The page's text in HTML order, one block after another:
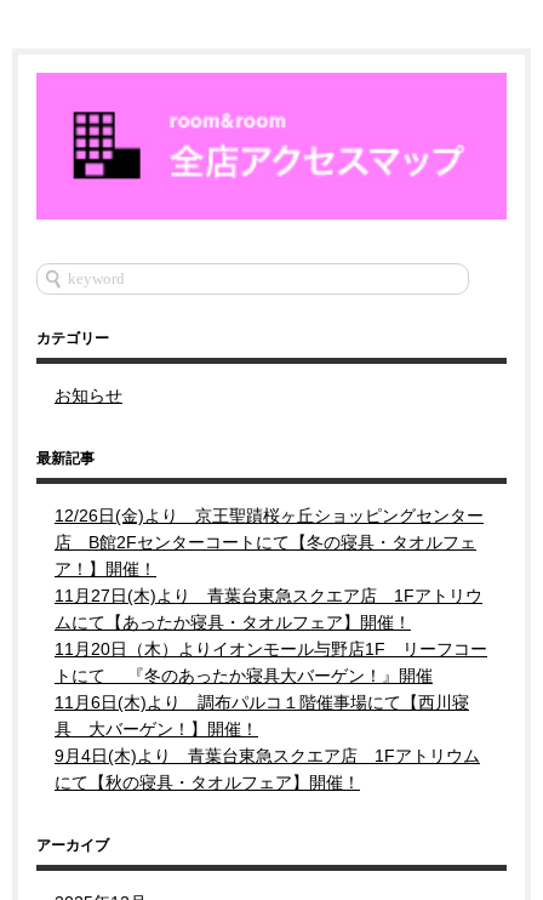
カテゴリー
お知らせ
最新記事
12/26日(金)より 京王聖蹟桜ヶ丘ショッピングセンター
店 B館2Fセンターコートにて【冬の寝具・タオルフェ
ア！】開催！
11月27日(木)より 青葉台東急スクエア店 1Fアトリウ
ムにて【あったか寝具・タオルフェア】開催！
11月20日（木）よりイオンモール与野店1F リーフコー
トにて 『冬のあったか寝具大バーゲン！』開催
11月6日(木)より 調布パルコ１階催事場にて【西川寝
具 大バーゲン！】開催！
9月4日(木)より 青葉台東急スクエア店 1Fアトリウム
にて【秋の寝具・タオルフェア】開催！
アーカイブ